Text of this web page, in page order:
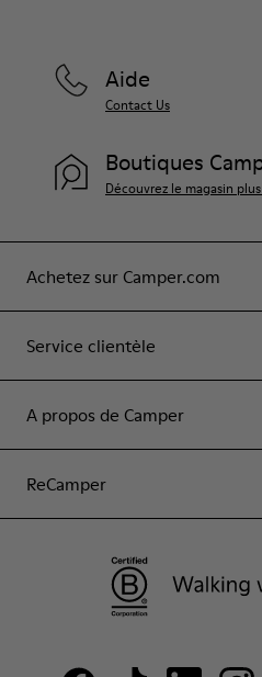
Achetez sur Camper.com
Service clientèle
A propos de Camper
ReCamper
Aide
Contact Us
Boutiques
Découvrez le magasin